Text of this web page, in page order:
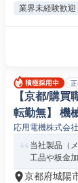
業界未経験歓迎
【京都/購
転勤無】 機
応用電機株式会社
当社製品（
工品や板金
京都府城陽